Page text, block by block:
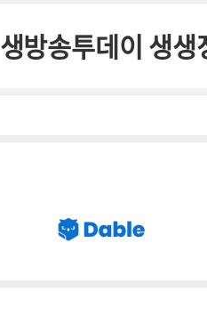
생방송투데이 생